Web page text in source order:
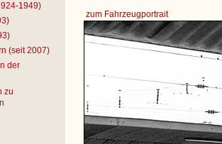
1949)
(seit 2007)
der
zu
zum Fahrzeugportrait